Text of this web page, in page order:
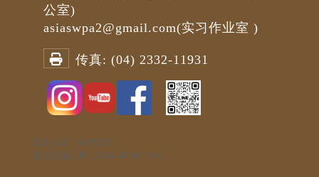
公室)
asiaswpa2@gmail.com(实习作业室 )
传真: (04) 2332-11931
造访人次 : 6479220
最后更新日期 : 2026-08-06 11:45